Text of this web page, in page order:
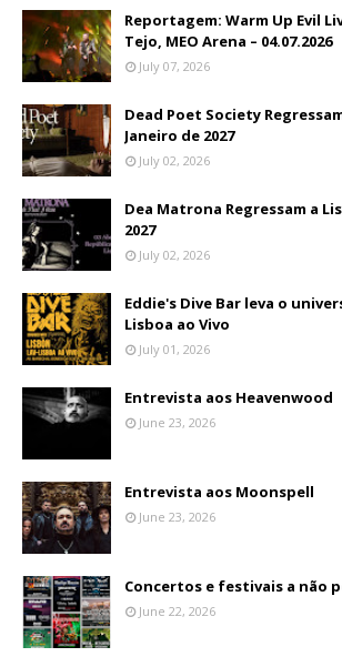
Reportagem: Warm Up Evil
Tejo, MEO Arena – 04.07.2026
July 07, 2026
Dead Poet Society
Janeiro de 2027
July 02, 2026
Dea Matrona Regressam a
2027
July 02, 2026
Eddie's Dive Bar leva o
Lisboa ao Vivo
July 01, 2026
Entrevista aos Heavenwood
June 23, 2026
Entrevista aos Moonspell
June 23, 2026
Concertos e festivais a não
June 22, 2026